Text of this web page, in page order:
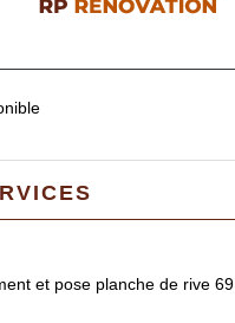
et pose planche de rive 69